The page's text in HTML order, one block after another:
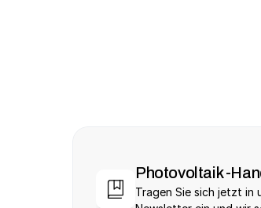
Photovoltaik -
Tragen Sie sich jetzt in